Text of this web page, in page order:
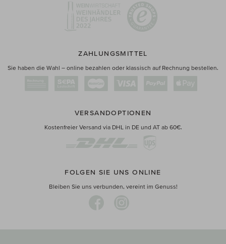
ZAHLUNGSMITTEL
Sie haben die Wahl – online bezahlen oder klassisch auf Rechnung bestellen.
VERSANDOPTIONEN
Kostenfreier Versand via DHL in DE und AT ab 60€.
FOLGEN SIE UNS ONLINE
Bleiben Sie uns verbunden, vereint im Genuss!